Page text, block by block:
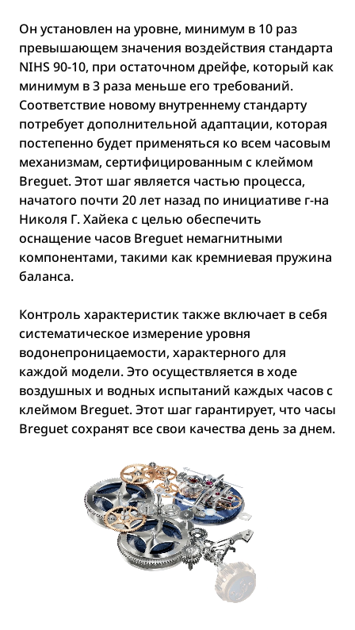
Он установлен на уровне, минимум в 10 раз
превышающем значения воздействия стандарта
NIHS 90-10, при остаточном дрейфе, который как
минимум в 3 раза меньше его требований.
Соответствие новому внутреннему стандарту
потребует дополнительной адаптации, которая
постепенно будет применяться ко всем часовым
механизмам, сертифицированным с клеймом
Breguet. Этот шаг является частью процесса,
начатого почти 20 лет назад по инициативе г-на
Николя Г. Хайека с целью обеспечить
оснащение часов Breguet немагнитными
компонентами, такими как кремниевая пружина
баланса.
Контроль характеристик также включает в себя
систематическое измерение уровня
водонепроницаемости, характерного для
каждой модели. Это осуществляется в ходе
воздушных и водных испытаний каждых часов с
клеймом Breguet. Этот шаг гарантирует, что часы
Breguet сохранят все свои качества день за днем.